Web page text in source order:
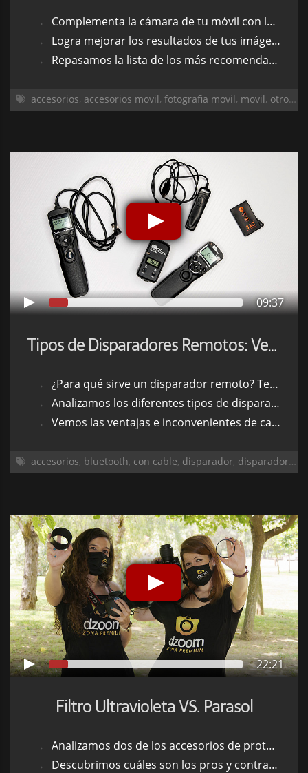
Complementa la cámara de tu móvil con los mejores accesorios
Logra mejorar los resultados de tus imágenes gracias a ellos
Repasamos la lista de los más recomendados
accesorios, accesorios movil, fotografia movil, movil, otros temas
09:37
Tipos de Disparadores Remotos: Ventajas e Inconvenientes
¿Para qué sirve un disparador remoto? Te explicamos todas sus utilidades
Analizamos los diferentes tipos de disparador remoto a fondo
Vemos las ventajas e inconvenientes de cada uno de ellos
accesorios, bluetooth, con cable, disparador, disparador remoto
22:21
Filtro Ultravioleta VS. Parasol
Analizamos dos de los accesorios de protección de la lente por excelencia
Descubrimos cuáles son los pros y contras de cada uno